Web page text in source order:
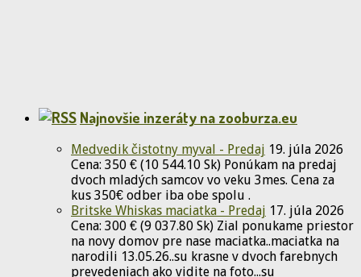
Najnovšie inzeráty na zooburza.eu
Medvedik čistotny myval - Predaj 19. júla 2026
Cena: 350 € (10 544.10 Sk) Ponúkam na predaj
dvoch mladých samcov vo veku 3mes. Cena za
kus 350€ odber iba obe spolu .
Britske Whiskas maciatka - Predaj 17. júla 2026
Cena: 300 € (9 037.80 Sk) Zial ponukame priestor
na novy domov pre nase maciatka..maciatka na
narodili 13.05.26..su krasne v dvoch farebnych
prevedeniach ako vidite na foto...su